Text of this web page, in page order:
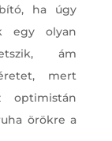
ha úgy
egy olyan
ám
mert
optimistán
örökre a